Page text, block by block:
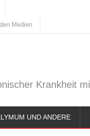
den Medien
Krankheit
UND ANDERE